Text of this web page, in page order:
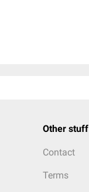
Other stuff
Contact
Terms